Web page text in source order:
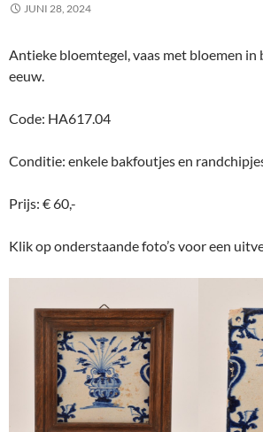
JUNI 28, 2024
Antieke bloemtegel, vaas met bloemen in
eeuw.
Code: HA617.04
Conditie: enkele bakfoutjes en
Prijs: € 60,-
Klik op onderstaande foto’s voor een